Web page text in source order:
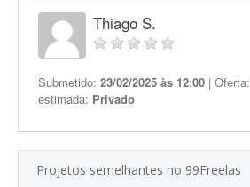
Thiago S.
Submetido: 23/02/2025 às 12:00 | Oferta:
estimada: Privado
Projetos semelhantes no 99Freelas